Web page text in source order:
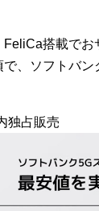
FeliCa搭載で
、ソフトバ
独占販売